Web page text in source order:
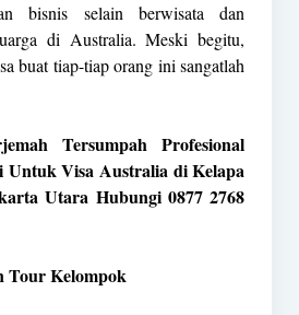
bisnis selain berwisata dan
di Australia. Meski begitu,
buat tiap-tiap orang ini sangatlah
Tersumpah Profesional
Untuk Visa Australia di Kelapa
Utara Hubungi 0877 2768
Tour Kelompok